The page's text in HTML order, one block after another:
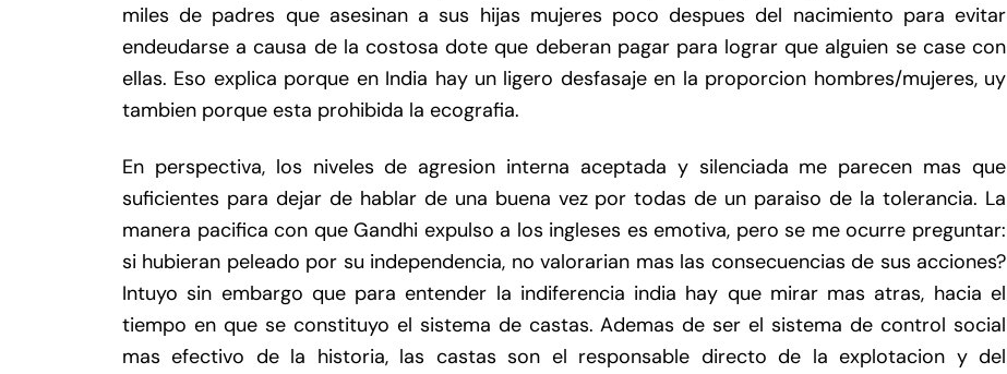
miles de padres que asesinan a sus hijas mujeres poco despues del nacimiento para evitar
endeudarse a causa de la costosa dote que deberan pagar para lograr que alguien se case con
ellas. Eso explica porque en India hay un ligero desfasaje en la proporcion hombres/mujeres, uy
tambien porque esta prohibida la ecografia.
En perspectiva, los niveles de agresion interna aceptada y silenciada me parecen mas que
suficientes para dejar de hablar de una buena vez por todas de un paraiso de la tolerancia. La
manera pacifica con que Gandhi expulso a los ingleses es emotiva, pero se me ocurre preguntar:
si hubieran peleado por su independencia, no valorarian mas las consecuencias de sus acciones?
Intuyo sin embargo que para entender la indiferencia india hay que mirar mas atras, hacia el
tiempo en que se constituyo el sistema de castas. Ademas de ser el sistema de control social
mas efectivo de la historia, las castas son el responsable directo de la explotacion y del